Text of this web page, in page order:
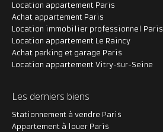
Location appartement Paris
Achat appartement Paris
Location immobilier professionnel Paris
Location appartement Le Raincy
Achat parking et garage Paris
Location appartement Vitry-sur-Seine
Les derniers biens
Stationnement à vendre Paris
Appartement à louer Paris